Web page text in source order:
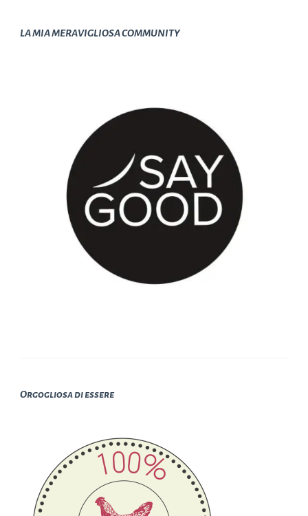
LA MIA MERAVIGLIOSA COMMUNITY
Orgogliosa di essere